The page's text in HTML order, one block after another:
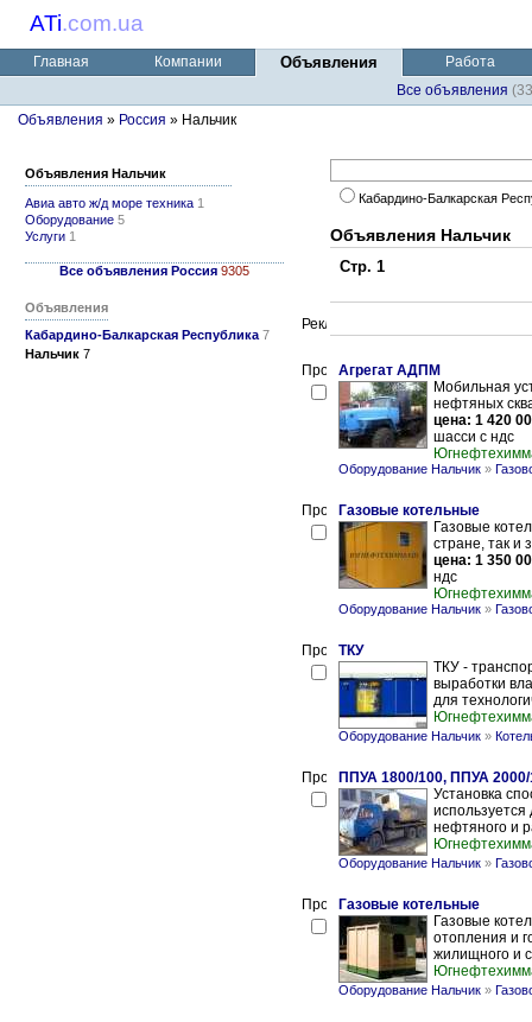
ATi.com.ua
Главная Компании Объявления
Работа
Все объявления
Объявления » Россия » Нальчик
Объявления Нальчик
Авиа авто ж/д море техника 1
Оборудование 5
Услуги 1
Все объявления Россия 9305
Объявления
Кабардино-Балкарская Республика 7
Нальчик 7
Кабардино-Балкарская
Объявления Нальчик
Стр. 1
Агрегат АДПМ
Мобильная
нефтяных
цена: 1 420
шасси с ндс
Оборудование Нальчик »
Газовые котельные
Газовые
стране, так и
цена: 1 350
ндс
Оборудование Нальчик »
ТКУ
ТКУ -
выработки
для
Оборудование Нальчик »
ППУА 1800/100, ППУА 2000/
Установка
нефтяного и
Оборудование Нальчик »
Газовые котельные
Газовые
отопления и
жилищного и
Оборудование Нальчик »